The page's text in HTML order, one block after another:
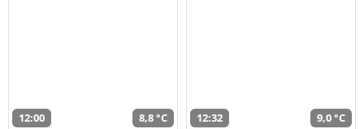
12:00 8,8 °C 12:32 9,0 °C